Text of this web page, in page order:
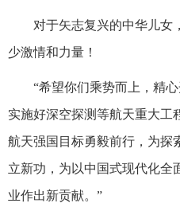
对于矢志复兴的中华儿女
少激情和力量！
“希望你们乘势而上，精
实施好深空探测等航天重大工
航天强国目标勇毅前行，为探
立新功，为以中国式现代化全
业作出新贡献。”